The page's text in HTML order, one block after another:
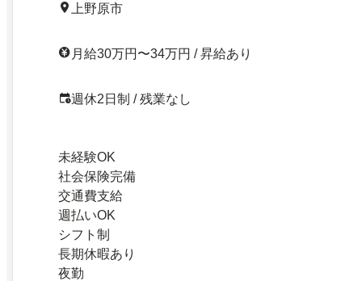
上野原市
月給30万円〜34万円 / 昇給あり
週休2日制 / 残業なし
未経験OK
社会保険完備
交通費支給
週払いOK
シフト制
長期休暇あり
夜勤